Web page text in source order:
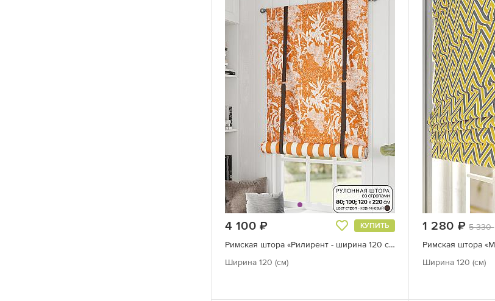
4 100 КУПИТЬ
Римская штора «Рилирент - ширина 120 см»
Ширина 120 (см)
1 280 руб.
5 330
Ширина 120 (см)